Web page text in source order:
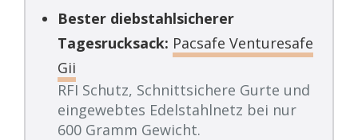
Bester diebstahlsicherer
Tagesrucksack: Pacsafe Venturesafe
Gii
RFI Schutz, Schnittsichere Gurte und
eingewebtes Edelstahlnetz bei nur
600 Gramm Gewicht.